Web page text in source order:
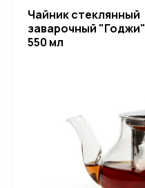
Чайник стеклянный
заварочный "Годжи"
550 мл